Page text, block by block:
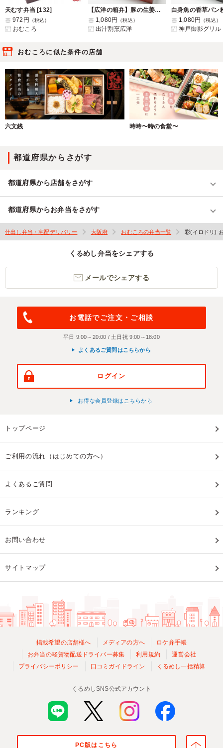
天むす弁当 [132]
972円
（税込）
おむころ
【広洋の箱弁】豚の生姜焼きと梅ソース
1,080円
（税込）
出汁割烹広洋
1,080円 （税込）
神戸御影グリル
おむころに似た条件の店舗
六文銭 時時〜時の食堂〜
都道府県からさがす
都道府県から店舗をさがす
都道府県からお弁当をさがす
仕出し弁当・宅配デリバリー 大阪府 おむころの弁当一覧 彩(イロドリ)
くるめし弁当をシェアする
メールでシェアする
お電話でご注文・ご相談
平日 9:00～20:00 / 土日祝 9:00～18:00
よくあるご質問はこちらから
ログイン
お得な会員登録はこちらから
トップページ
ご利用の流れ（はじめての方へ）
よくあるご質問
ランキング
お問い合わせ
サイトマップ
掲載希望の店舗様へ メディアの方へ
ロケ弁手帳
お弁当の軽貨物配送ドライバー募集
利用規約
運営会社
プライバシーポリシー
口コミガイドライン くるめし一括精算
くるめしSNS公式アカウント
PC版はこちら